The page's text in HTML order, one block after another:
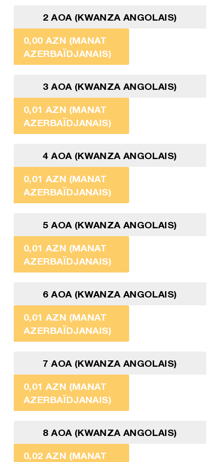
2 AOA (KWANZA ANGOLAIS)
0,00 AZN (MANAT
AZERBAÏDJANAIS)
3 AOA (KWANZA ANGOLAIS)
0,01 AZN (MANAT
AZERBAÏDJANAIS)
4 AOA (KWANZA ANGOLAIS)
0,01 AZN (MANAT
AZERBAÏDJANAIS)
5 AOA (KWANZA ANGOLAIS)
0,01 AZN (MANAT
AZERBAÏDJANAIS)
6 AOA (KWANZA ANGOLAIS)
0,01 AZN (MANAT
AZERBAÏDJANAIS)
7 AOA (KWANZA ANGOLAIS)
0,01 AZN (MANAT
AZERBAÏDJANAIS)
8 AOA (KWANZA ANGOLAIS)
0,02 AZN (MANAT